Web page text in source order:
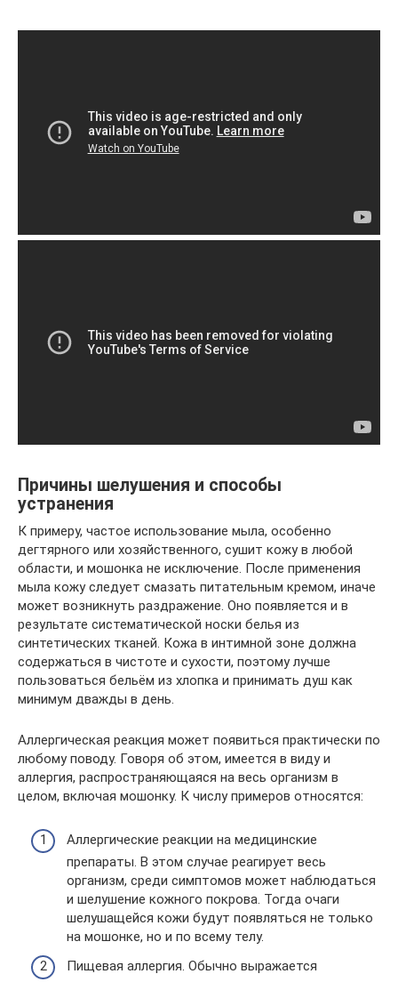
Причины шелушения и способы
устранения
К примеру, частое использование мыла, особенно
дегтярного или хозяйственного, сушит кожу в любой
области, и мошонка не исключение. После применения
мыла кожу следует смазать питательным кремом, иначе
может возникнуть раздражение. Оно появляется и в
результате систематической носки белья из
синтетических тканей. Кожа в интимной зоне должна
содержаться в чистоте и сухости, поэтому лучше
пользоваться бельём из хлопка и принимать душ как
минимум дважды в день.
Аллергическая реакция может появиться практически по
любому поводу. Говоря об этом, имеется в виду и
аллергия, распространяющаяся на весь организм в
целом, включая мошонку. К числу примеров относятся:
Аллергические реакции на медицинские
препараты. В этом случае реагирует весь
организм, среди симптомов может наблюдаться
и шелушение кожного покрова. Тогда очаги
шелушащейся кожи будут появляться не только
на мошонке, но и по всему телу.
Пищевая аллергия. Обычно выражается